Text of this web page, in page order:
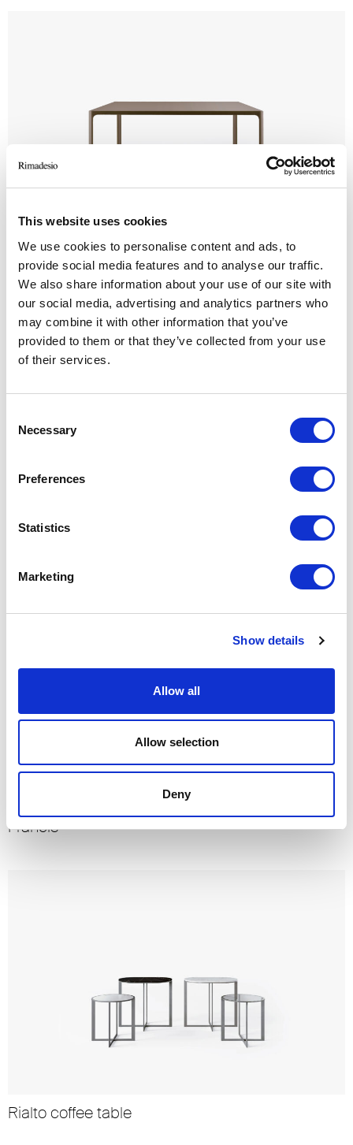
This website uses cookies
We use cookies to personalise content and ads, to
provide social media features and to analyse our traffic.
We also share information about your use of our site with
our social media, advertising and analytics partners who
may combine it with other information that you’ve
provided to them or that they’ve collected from your use
of their services.
Selection
Necessary
Preferences
Statistics
Marketing
Show details
Allow all
Allow selection
Deny
Flat
Francis
Rialto coffee table